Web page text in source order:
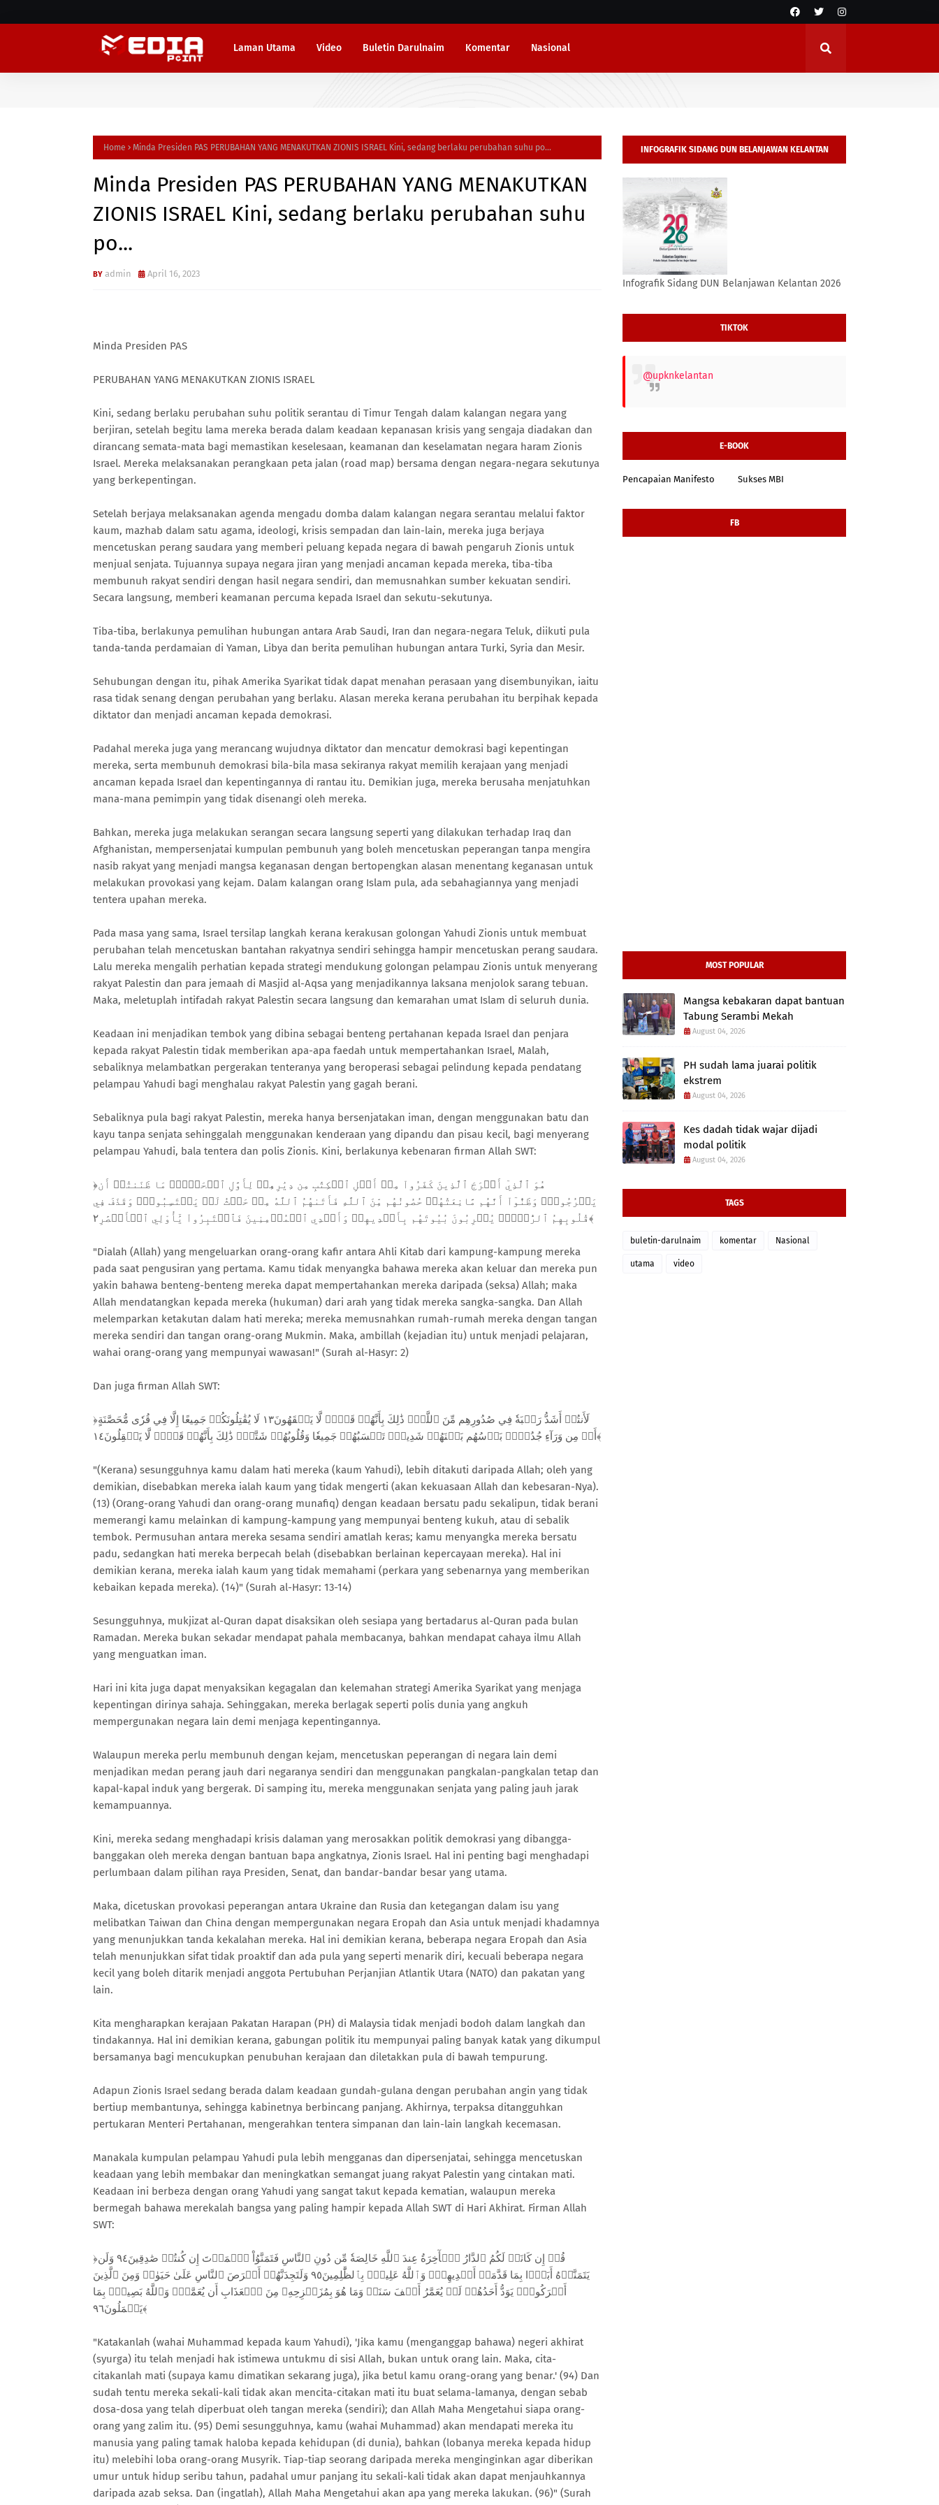
Laman Utama Video Buletin Darulnaim Komentar Nasional
Home Minda Presiden PAS PERUBAHAN YANG MENAKUTKAN ZIONIS ISRAEL Kini, sedang berlaku perubahan suhu po...
Minda Presiden PAS PERUBAHAN YANG MENAKUTKAN
ZIONIS ISRAEL Kini, sedang berlaku perubahan suhu
po...
admin April 16, 2023
Minda Presiden PAS
PERUBAHAN YANG MENAKUTKAN ZIONIS ISRAEL
Kini, sedang berlaku perubahan suhu politik serantau di Timur Tengah dalam kalangan negara yang
berjiran, setelah begitu lama mereka berada dalam keadaan kepanasan krisis yang sengaja diadakan dan
dirancang semata-mata bagi memastikan keselesaan, keamanan dan keselamatan negara haram Zionis
Israel. Mereka melaksanakan perangkaan peta jalan (road map) bersama dengan negara-negara sekutunya
yang berkepentingan.
Setelah berjaya melaksanakan agenda mengadu domba dalam kalangan negara serantau melalui faktor
kaum, mazhab dalam satu agama, ideologi, krisis sempadan dan lain-lain, mereka juga berjaya
mencetuskan perang saudara yang memberi peluang kepada negara di bawah pengaruh Zionis untuk
menjual senjata. Tujuannya supaya negara jiran yang menjadi ancaman kepada mereka, tiba-tiba
membunuh rakyat sendiri dengan hasil negara sendiri, dan memusnahkan sumber kekuatan sendiri.
Secara langsung, memberi keamanan percuma kepada Israel dan sekutu-sekutunya.
Tiba-tiba, berlakunya pemulihan hubungan antara Arab Saudi, Iran dan negara-negara Teluk, diikuti pula
tanda-tanda perdamaian di Yaman, Libya dan berita pemulihan hubungan antara Turki, Syria dan Mesir.
Sehubungan dengan itu, pihak Amerika Syarikat tidak dapat menahan perasaan yang disembunyikan, iaitu
rasa tidak senang dengan perubahan yang berlaku. Alasan mereka kerana perubahan itu berpihak kepada
diktator dan menjadi ancaman kepada demokrasi.
Padahal mereka juga yang merancang wujudnya diktator dan mencatur demokrasi bagi kepentingan
mereka, serta membunuh demokrasi bila-bila masa sekiranya rakyat memilih kerajaan yang menjadi
ancaman kepada Israel dan kepentingannya di rantau itu. Demikian juga, mereka berusaha menjatuhkan
mana-mana pemimpin yang tidak disenangi oleh mereka.
Bahkan, mereka juga melakukan serangan secara langsung seperti yang dilakukan terhadap Iraq dan
Afghanistan, mempersenjatai kumpulan pembunuh yang boleh mencetuskan peperangan tanpa mengira
nasib rakyat yang menjadi mangsa keganasan dengan bertopengkan alasan menentang keganasan untuk
melakukan provokasi yang kejam. Dalam kalangan orang Islam pula, ada sebahagiannya yang menjadi
tentera upahan mereka.
Pada masa yang sama, Israel tersilap langkah kerana kerakusan golongan Yahudi Zionis untuk membuat
perubahan telah mencetuskan bantahan rakyatnya sendiri sehingga hampir mencetuskan perang saudara.
Lalu mereka mengalih perhatian kepada strategi mendukung golongan pelampau Zionis untuk menyerang
rakyat Palestin dan para jemaah di Masjid al-Aqsa yang menjadikannya laksana menjolok sarang tebuan.
Maka, meletuplah intifadah rakyat Palestin secara langsung dan kemarahan umat Islam di seluruh dunia.
Keadaan ini menjadikan tembok yang dibina sebagai benteng pertahanan kepada Israel dan penjara
kepada rakyat Palestin tidak memberikan apa-apa faedah untuk mempertahankan Israel, Malah,
sebaliknya melambatkan pergerakan tenteranya yang beroperasi sebagai pelindung kepada pendatang
pelampau Yahudi bagi menghalau rakyat Palestin yang gagah berani.
Sebaliknya pula bagi rakyat Palestin, mereka hanya bersenjatakan iman, dengan menggunakan batu dan
kayu tanpa senjata sehinggalah menggunakan kenderaan yang dipandu dan pisau kecil, bagi menyerang
pelampau Yahudi, bala tentera dan polis Zionis. Kini, berlakunya kebenaran firman Allah SWT:
﴿هُوَ ٱلَّذِيٓ أَخۡرَجَ ٱلَّذِينَ كَفَرُواْ مِنۡ أَهۡلِ ٱلۡكِتَٰبِ مِن دِيَٰرِهِمۡ لِأَوَّلِ ٱلۡحَشۡرِۚ مَا ظَنَنتُمۡ أَن
يَخۡرُجُواْۖ وَظَنُّوٓاْ أَنَّهُم مَّانِعَتُهُمۡ حُصُونُهُم مِّنَ ٱللَّهِ فَأَتَىٰهُمُ ٱللَّهُ مِنۡ حَيۡثُ لَمۡ يَحۡتَسِبُواْۖ وَقَذَفَ فِي
قُلُوبِهِمُ ٱلرُّعۡبَۚ يُخۡرِبُونَ بُيُوتَهُم بِأَيۡدِيهِمۡ وَأَيۡدِي ٱلۡمُؤۡمِنِينَ فَٱعۡتَبِرُواْ يَٰٓأُوْلِي ٱلۡأَبۡصَٰرِ٢﴾
"Dialah (Allah) yang mengeluarkan orang-orang kafir antara Ahli Kitab dari kampung-kampung mereka
pada saat pengusiran yang pertama. Kamu tidak menyangka bahawa mereka akan keluar dan mereka pun
yakin bahawa benteng-benteng mereka dapat mempertahankan mereka daripada (seksa) Allah; maka
Allah mendatangkan kepada mereka (hukuman) dari arah yang tidak mereka sangka-sangka. Dan Allah
melemparkan ketakutan dalam hati mereka; mereka memusnahkan rumah-rumah mereka dengan tangan
mereka sendiri dan tangan orang-orang Mukmin. Maka, ambillah (kejadian itu) untuk menjadi pelajaran,
wahai orang-orang yang mempunyai wawasan!" (Surah al-Hasyr: 2)
Dan juga firman Allah SWT:
﴿لَأَنتُمۡ أَشَدُّ رَهۡبَةٗ فِي صُدُورِهِم مِّنَ ٱللَّهِۚ ذَٰلِكَ بِأَنَّهُمۡ قَوۡمٞ لَّا يَفۡقَهُونَ١٣ لَا يُقَٰتِلُونَكُمۡ جَمِيعًا إِلَّا فِي قُرٗى مُّحَصَّنَةٍ
أَوۡ مِن وَرَآءِ جُدُرِۢۚ بَأۡسُهُم بَيۡنَهُمۡ شَدِيدٞۚ تَحۡسَبُهُمۡ جَمِيعٗا وَقُلُوبُهُمۡ شَتَّىٰۚ ذَٰلِكَ بِأَنَّهُمۡ قَوۡمٞ لَّا يَعۡقِلُونَ١٤﴾
"(Kerana) sesungguhnya kamu dalam hati mereka (kaum Yahudi), lebih ditakuti daripada Allah; oleh yang
demikian, disebabkan mereka ialah kaum yang tidak mengerti (akan kekuasaan Allah dan kebesaran-Nya).
(13) (Orang-orang Yahudi dan orang-orang munafiq) dengan keadaan bersatu padu sekalipun, tidak berani
memerangi kamu melainkan di kampung-kampung yang mempunyai benteng kukuh, atau di sebalik
tembok. Permusuhan antara mereka sesama sendiri amatlah keras; kamu menyangka mereka bersatu
padu, sedangkan hati mereka berpecah belah (disebabkan berlainan kepercayaan mereka). Hal ini
demikian kerana, mereka ialah kaum yang tidak memahami (perkara yang sebenarnya yang memberikan
kebaikan kepada mereka). (14)" (Surah al-Hasyr: 13-14)
Sesungguhnya, mukjizat al-Quran dapat disaksikan oleh sesiapa yang bertadarus al-Quran pada bulan
Ramadan. Mereka bukan sekadar mendapat pahala membacanya, bahkan mendapat cahaya ilmu Allah
yang menguatkan iman.
Hari ini kita juga dapat menyaksikan kegagalan dan kelemahan strategi Amerika Syarikat yang menjaga
kepentingan dirinya sahaja. Sehinggakan, mereka berlagak seperti polis dunia yang angkuh
mempergunakan negara lain demi menjaga kepentingannya.
Walaupun mereka perlu membunuh dengan kejam, mencetuskan peperangan di negara lain demi
menjadikan medan perang jauh dari negaranya sendiri dan menggunakan pangkalan-pangkalan tetap dan
kapal-kapal induk yang bergerak. Di samping itu, mereka menggunakan senjata yang paling jauh jarak
kemampuannya.
Kini, mereka sedang menghadapi krisis dalaman yang merosakkan politik demokrasi yang dibangga-
banggakan oleh mereka dengan bantuan bapa angkatnya, Zionis Israel. Hal ini penting bagi menghadapi
perlumbaan dalam pilihan raya Presiden, Senat, dan bandar-bandar besar yang utama.
Maka, dicetuskan provokasi peperangan antara Ukraine dan Rusia dan ketegangan dalam isu yang
melibatkan Taiwan dan China dengan mempergunakan negara Eropah dan Asia untuk menjadi khadamnya
yang menunjukkan tanda kekalahan mereka. Hal ini demikian kerana, beberapa negara Eropah dan Asia
telah menunjukkan sifat tidak proaktif dan ada pula yang seperti menarik diri, kecuali beberapa negara
kecil yang boleh ditarik menjadi anggota Pertubuhan Perjanjian Atlantik Utara (NATO) dan pakatan yang
lain.
Kita mengharapkan kerajaan Pakatan Harapan (PH) di Malaysia tidak menjadi bodoh dalam langkah dan
tindakannya. Hal ini demikian kerana, gabungan politik itu mempunyai paling banyak katak yang dikumpul
bersamanya bagi mencukupkan penubuhan kerajaan dan diletakkan pula di bawah tempurung.
Adapun Zionis Israel sedang berada dalam keadaan gundah-gulana dengan perubahan angin yang tidak
bertiup membantunya, sehingga kabinetnya berbincang panjang. Akhirnya, terpaksa ditangguhkan
pertukaran Menteri Pertahanan, mengerahkan tentera simpanan dan lain-lain langkah kecemasan.
Manakala kumpulan pelampau Yahudi pula lebih mengganas dan dipersenjatai, sehingga mencetuskan
keadaan yang lebih membakar dan meningkatkan semangat juang rakyat Palestin yang cintakan mati.
Keadaan ini berbeza dengan orang Yahudi yang sangat takut kepada kematian, walaupun mereka
bermegah bahawa merekalah bangsa yang paling hampir kepada Allah SWT di Hari Akhirat. Firman Allah
SWT:
﴿قُلۡ إِن كَانَتۡ لَكُمُ ٱلدَّارُ ٱلۡأٓخِرَةُ عِندَ ٱللَّهِ خَالِصَةٗ مِّن دُونِ ٱلنَّاسِ فَتَمَنَّوُاْ ٱلۡمَوۡتَ إِن كُنتُمۡ صَٰدِقِينَ٩٤ وَلَن
يَتَمَنَّوۡهُ أَبَدَۢا بِمَا قَدَّمَتۡ أَيۡدِيهِمۡۚ وَٱللَّهُ عَلِيمُۢ بِٱلظَّٰلِمِينَ٩٥ وَلَتَجِدَنَّهُمۡ أَحۡرَصَ ٱلنَّاسِ عَلَىٰ حَيَوٰةٖ وَمِنَ ٱلَّذِينَ
أَشۡرَكُواْۚ يَوَدُّ أَحَدُهُمۡ لَوۡ يُعَمَّرُ أَلۡفَ سَنَةٖ وَمَا هُوَ بِمُزَحۡزِحِهِۦ مِنَ ٱلۡعَذَابِ أَن يُعَمَّرَۗ وَٱللَّهُ بَصِيرُۢ بِمَا
يَعۡمَلُونَ٩٦﴾
"Katakanlah (wahai Muhammad kepada kaum Yahudi), 'Jika kamu (menganggap bahawa) negeri akhirat
(syurga) itu telah menjadi hak istimewa untukmu di sisi Allah, bukan untuk orang lain. Maka, cita-
citakanlah mati (supaya kamu dimatikan sekarang juga), jika betul kamu orang-orang yang benar.' (94) Dan
sudah tentu mereka sekali-kali tidak akan mencita-citakan mati itu buat selama-lamanya, dengan sebab
dosa-dosa yang telah diperbuat oleh tangan mereka (sendiri); dan Allah Maha Mengetahui siapa orang-
orang yang zalim itu. (95) Demi sesungguhnya, kamu (wahai Muhammad) akan mendapati mereka itu
manusia yang paling tamak haloba kepada kehidupan (di dunia), bahkan (lobanya mereka kepada hidup
itu) melebihi loba orang-orang Musyrik. Tiap-tiap seorang daripada mereka menginginkan agar diberikan
umur untuk hidup seribu tahun, padahal umur panjang itu sekali-kali tidak akan dapat menjauhkannya
daripada azab seksa. Dan (ingatlah), Allah Maha Mengetahui akan apa yang mereka lakukan. (96)" (Surah
INFOGRAFIK SIDANG DUN BELANJAWAN KELANTAN
2026
Infografik Sidang DUN Belanjawan Kelantan 2026
TIKTOK
@upknkelantan
E-BOOK
Pencapaian Manifesto Sukses MBI
FB
MOST POPULAR
Mangsa kebakaran dapat bantuan
Tabung Serambi Mekah
August 04, 2026
PH sudah lama juarai politik
ekstrem
August 04, 2026
Kes dadah tidak wajar dijadi
modal politik
August 04, 2026
TAGS
buletin-darulnaim komentar Nasional
utama video